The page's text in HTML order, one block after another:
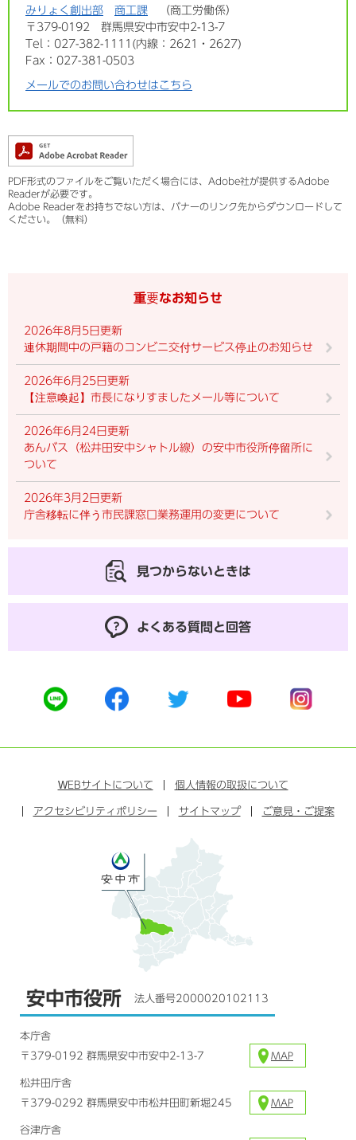
みりょく創出部 商工課
商工労働係
〒379-0192
群馬県安中市安中2-13-7
Tel：027-382-1111(内線：2621・2627)
Fax：027-381-0503
メールでのお問い合わせはこちら
PDF形式のファイルをご覧いただく場合には、Adobe社が提供するAdobe
Readerが必要です。
Adobe Readerをお持ちでない方は、バナーのリンク先からダウンロードして
ください。（無料）
重要なお知らせ
2026年8月5日更新
連休期間中の戸籍のコンビニ交付サービス停止のお知らせ
2026年6月25日更新
【注意喚起】市長になりすましたメール等について
2026年6月24日更新
あんバス（松井田安中シャトル線）の安中市役所停留所に
ついて
2026年3月2日更新
庁舎移転に伴う市民課窓口業務運用の変更について
見つからないときは
よくある質問と回答
公
式
イ
公
式
ェ
ス
ッ
公
式
イ
タ
公
ー
ュ
ブ
公
式
ン
ラ
WEBサイトについて 個人情報の取扱について
アクセシビリティポリシー サイトマップ ご意見・ご提案
安中市役所 法人番号2000020102113
本庁舎
〒379-0192 群馬県安中市安中2-13-7
MAP
松井田庁舎
〒379-0292 群馬県安中市松井田町新堀245
MAP
谷津庁舎